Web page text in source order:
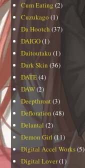
Cum Eating (2)
Cuzukago (1)
Da Hootch (37)
DAIGO(1)
Daitoutaku (1)
Dark Skin (36)
DATE(4)
DAW(2)
Deepthroat (3)
Defloration (48)
Delantal (2)
Demon Girl (11)
Digital Accel Works(5)
Digital Lover(1)